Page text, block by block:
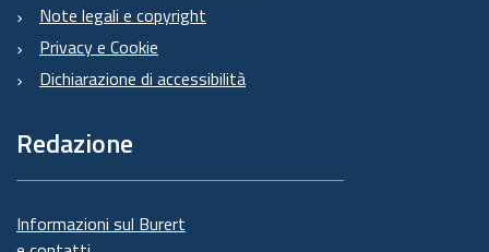
Note legali e copyright
Privacy e Cookie
Dichiarazione di accessibilità
Redazione
Informazioni sul Burert